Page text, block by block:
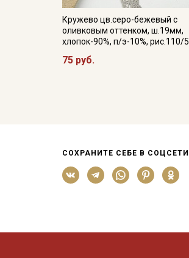
Кружево цв.серо-бежевый с
оливковым оттенком, ш.19мм,
хлопок-90%, п/э-10%, рис.110/5
75 руб.
СОХРАНИТЕ СЕБЕ В СОЦСЕТИ